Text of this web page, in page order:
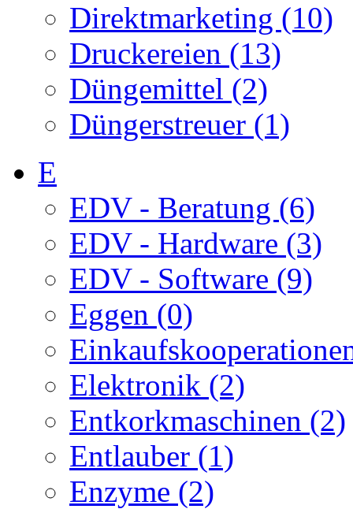
Direktmarketing (10)
Druckereien (13)
Düngemittel (2)
Düngerstreuer (1)
E
EDV - Beratung (6)
EDV - Hardware (3)
EDV - Software (9)
Eggen (0)
Elektronik (2)
Entkorkmaschinen (2)
Entlauber (1)
Enzyme (2)